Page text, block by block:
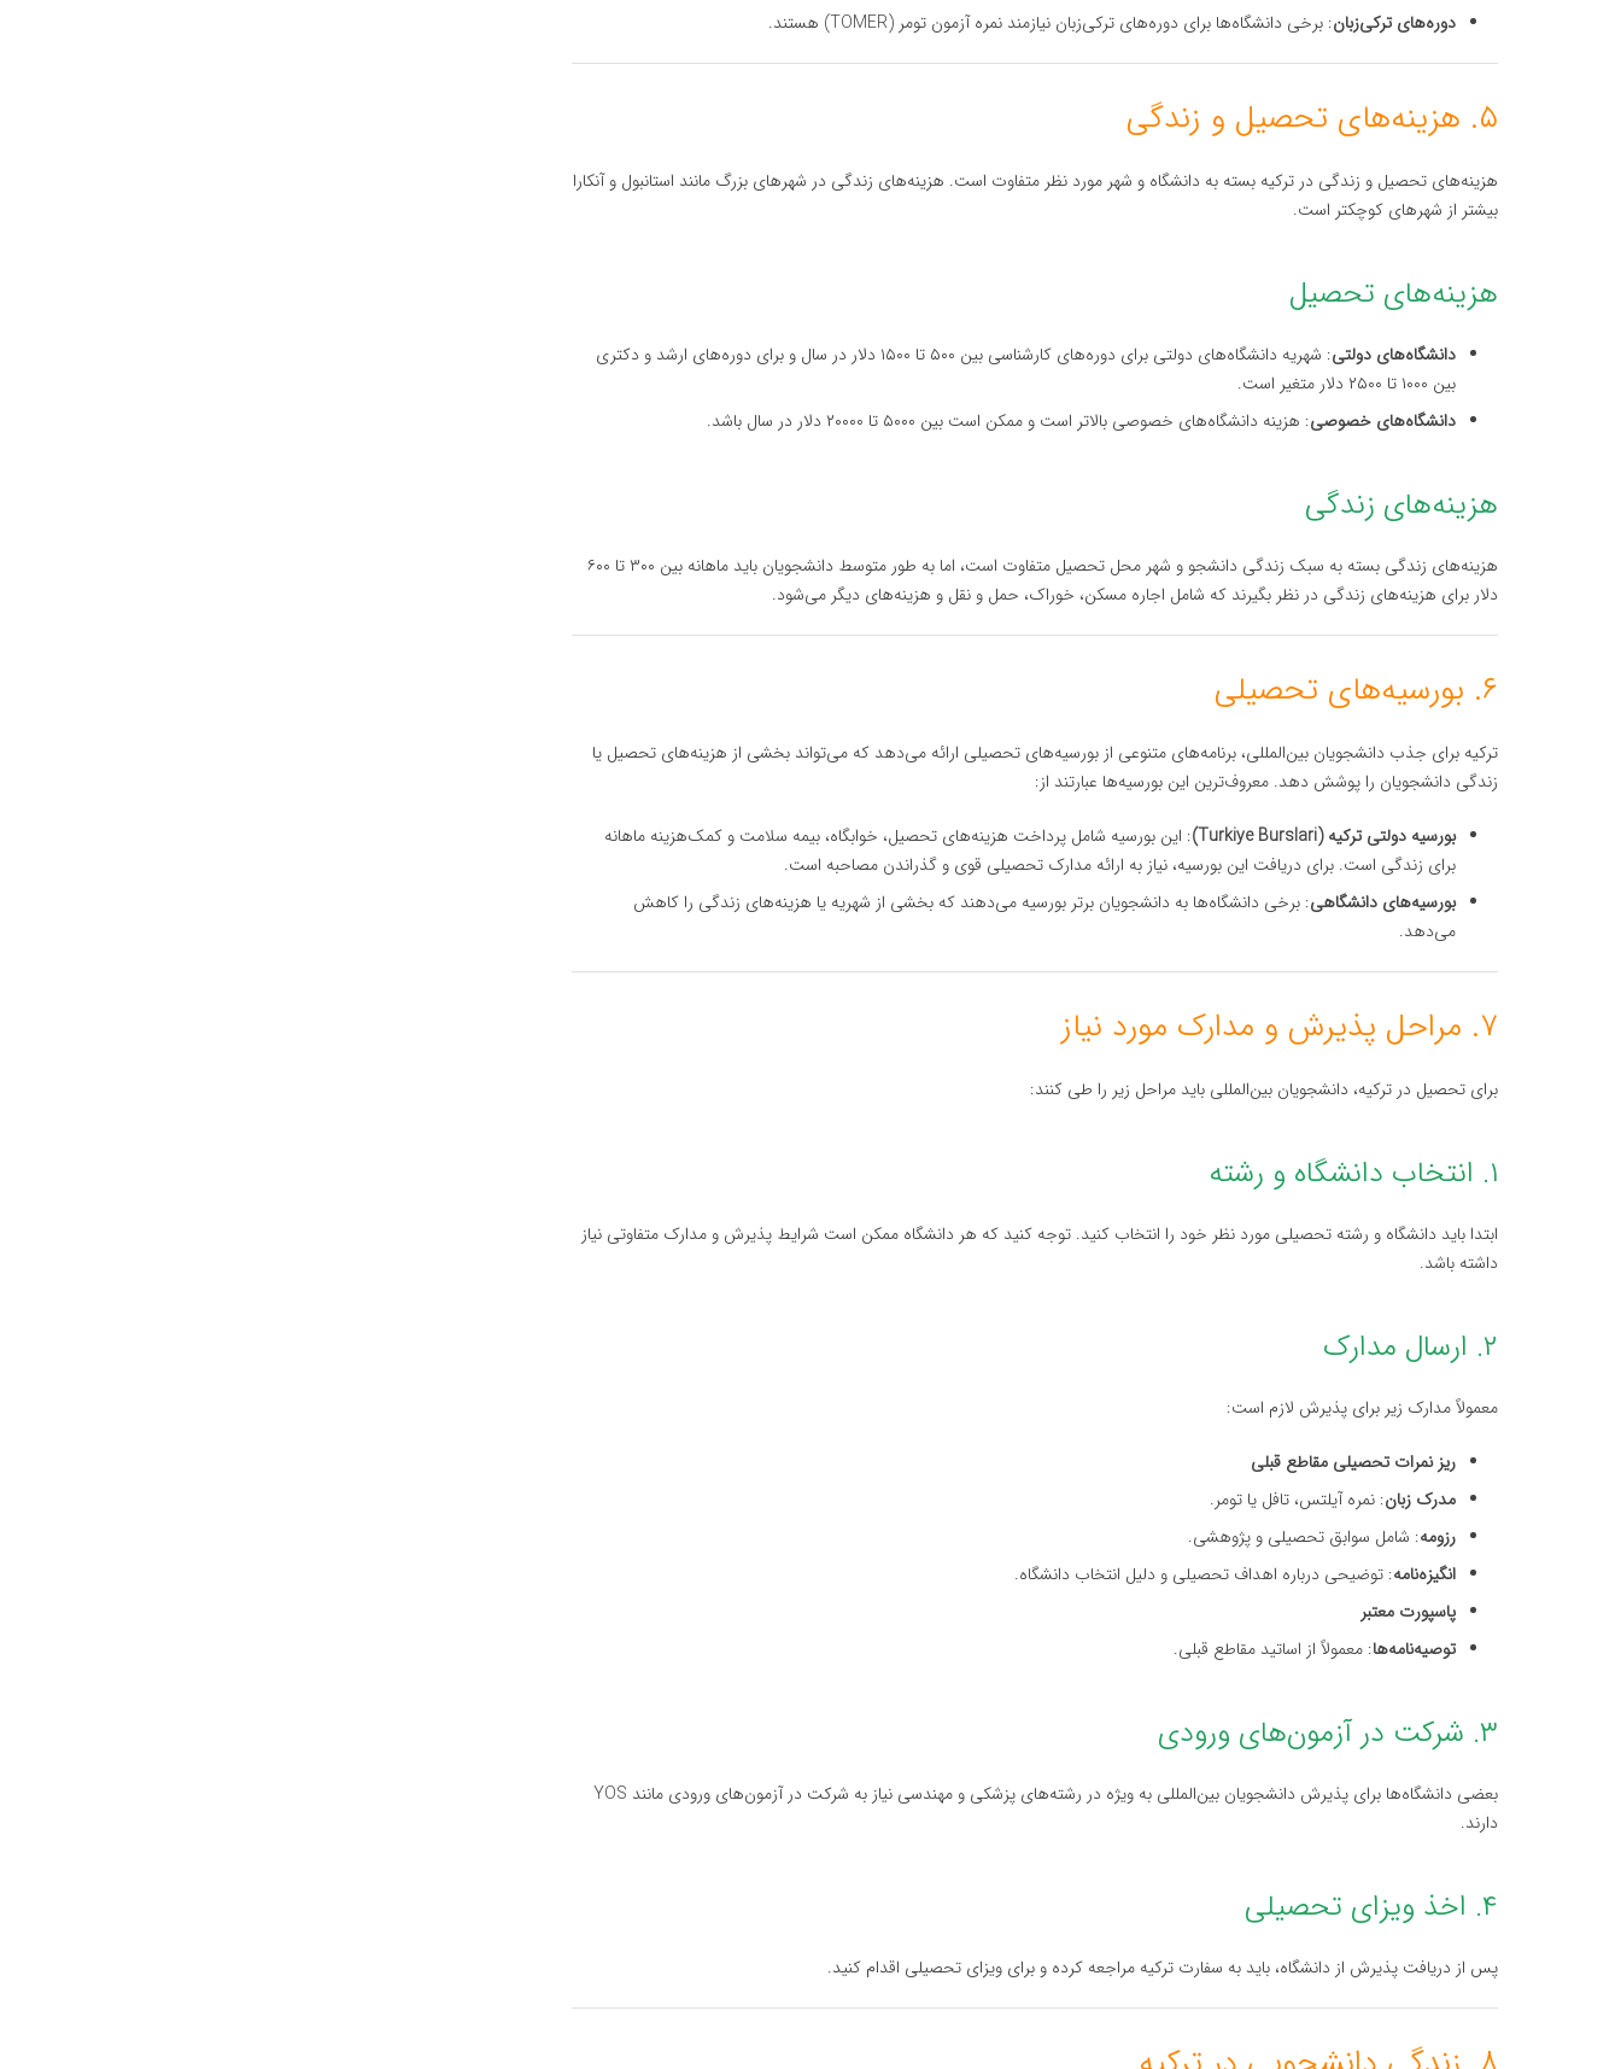
دوره‌های ترکی‌زبان: برخی دانشگاه‌ها برای دوره‌های ترکی‌زبان نیازمند نمره آزمون تومر (TOMER) هستند.
۵. هزینه‌های تحصیل و زندگی
هزینه‌های تحصیل و زندگی در ترکیه بسته به دانشگاه و شهر مورد نظر متفاوت است. هزینه‌های زندگی در شهرهای بزرگ مانند استانبول و آنکارا
بیشتر از شهرهای کوچکتر است.
هزینه‌های تحصیل
دانشگاه‌های دولتی
: شهریه دانشگاه‌های دولتی برای دوره‌های کارشناسی بین ۵۰۰ تا ۱۵۰۰ دلار در سال و برای دوره‌های ارشد و دکتری
بین ۱۰۰۰ تا ۲۵۰۰ دلار متغیر است.
دانشگاه‌های خصوصی: هزینه دانشگاه‌های خصوصی بالاتر است و ممکن است بین ۵۰۰۰ تا ۲۰۰۰۰ دلار در سال باشد.
هزینه‌های زندگی
هزینه‌های زندگی بسته به سبک زندگی دانشجو و شهر محل تحصیل متفاوت است، اما به طور متوسط دانشجویان باید ماهانه بین ۳۰۰ تا ۶۰۰
دلار برای هزینه‌های زندگی در نظر بگیرند که شامل اجاره مسکن، خوراک، حمل و نقل و هزینه‌های دیگر می‌شود.
۶. بورسیه‌های تحصیلی
ترکیه برای جذب دانشجویان بین‌المللی، برنامه‌های متنوعی از بورسیه‌های تحصیلی ارائه می‌دهد که می‌تواند بخشی از هزینه‌های تحصیل یا
زندگی دانشجویان را پوشش دهد. معروف‌ترین این بورسیه‌ها عبارتند از:
بورسیه دولتی ترکیه (Turkiye Burslari)
: این بورسیه شامل پرداخت هزینه‌های تحصیل، خوابگاه، بیمه سلامت و کمک‌هزینه ماهانه
برای زندگی است. برای دریافت این بورسیه، نیاز به ارائه مدارک تحصیلی قوی و گذراندن مصاحبه است.
بورسیه‌های دانشگاهی: برخی دانشگاه‌ها به دانشجویان برتر بورسیه می‌دهند که بخشی از شهریه یا هزینه‌های زندگی را کاهش
می‌دهد.
۷. مراحل پذیرش و مدارک مورد نیاز
برای تحصیل در ترکیه، دانشجویان بین‌المللی باید مراحل زیر را طی کنند:
۱. انتخاب دانشگاه و رشته
ابتدا باید دانشگاه و رشته تحصیلی مورد نظر خود را انتخاب کنید. توجه کنید که هر دانشگاه ممکن است شرایط پذیرش و مدارک متفاوتی نیاز
داشته باشد.
۲. ارسال مدارک
معمولاً مدارک زیر برای پذیرش لازم است:
ریز نمرات تحصیلی مقاطع قبلی
مدرک زبان: نمره آیلتس، تافل یا تومر.
رزومه: شامل سوابق تحصیلی و پژوهشی.
انگیزه‌نامه: توضیحی درباره اهداف تحصیلی و دلیل انتخاب دانشگاه.
پاسپورت معتبر
توصیه‌نامه‌ها: معمولاً از اساتید مقاطع قبلی.
۳. شرکت در آزمون‌های ورودی
بعضی دانشگاه‌ها برای پذیرش دانشجویان بین‌المللی به ویژه در رشته‌های پزشکی و مهندسی نیاز به شرکت در آزمون‌های ورودی مانند YOS
دارند.
۴. اخذ ویزای تحصیلی
پس از دریافت پذیرش از دانشگاه، باید به سفارت ترکیه مراجعه کرده و برای ویزای تحصیلی اقدام کنید.